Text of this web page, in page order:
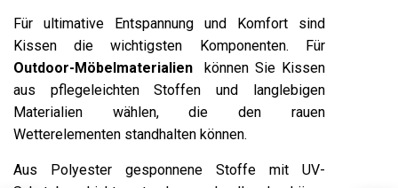
Für ultimative Entspannung und Komfort sind
Kissen die wichtigsten Komponenten. Für
Outdoor-Möbelmaterialien können Sie Kissen
aus pflegeleichten Stoffen und langlebigen
Materialien wählen, die den rauen
Wetterelementen standhalten können.
Aus Polyester gesponnene Stoffe mit UV-